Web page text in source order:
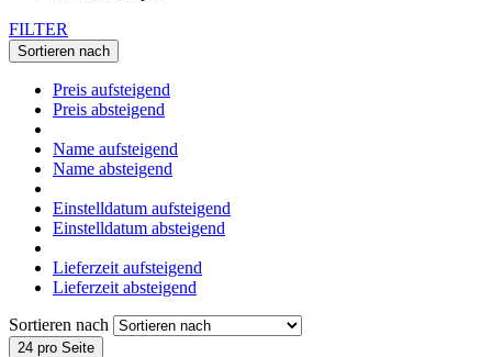
FILTER
Sortieren nach
Preis aufsteigend
Preis absteigend
Name aufsteigend
Name absteigend
Einstelldatum aufsteigend
Einstelldatum absteigend
Lieferzeit aufsteigend
Lieferzeit absteigend
Sortieren nach
24 pro Seite